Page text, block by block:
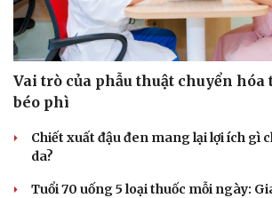
Vai trò của phẫu thuật chuyển
béo phì
Chiết xuất đậu đen mang lại lợi ích gì
da?
Tuổi 70 uống 5 loại thuốc mỗi ngày: